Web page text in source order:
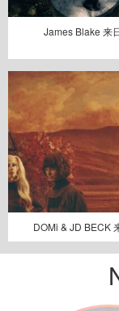
James Blake 来
DOMi & JD BECK